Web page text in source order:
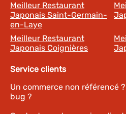
Meilleur Restaurant
Japonais Saint-Germain-
en-Laye
Meilleur Restaurant
Japonais Coignières
Service clients
Un commerce non référencé
bug ?